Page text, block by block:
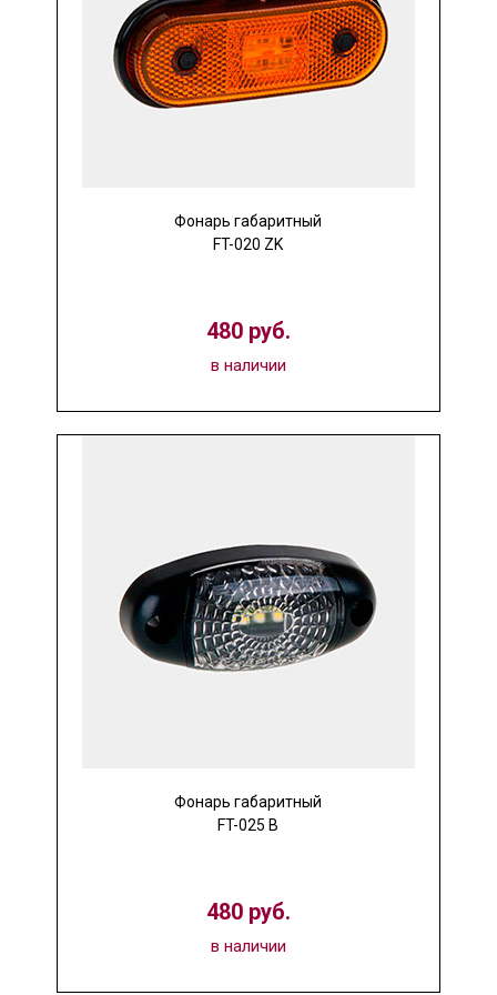
Фонарь габаритный
FT-020 ZK
480 руб.
в наличии
Фонарь габаритный
FT-025 B
480 руб.
в наличии